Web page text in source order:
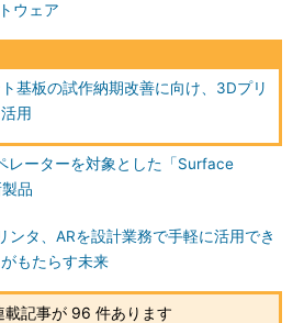
ウェア
基板の試作納期改善に向け、3Dプリ
用
レーターを対象とした「Surface
品
ンタ、ARを設計業務で手軽に活用でき
もたらす未来
載記事が 96 件あります